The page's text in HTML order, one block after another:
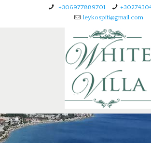
+306977889701
leykospiti@gmail.com